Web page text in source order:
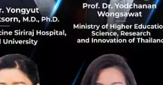
ภาครัฐก็เริ่มที่จะให้ความสำคัญกับก
างพื้นฐานเพิ่มมากขึ้น
จ้าหน้าที่ที่มีส่วนตัดสินใจด้านโครงส
หลักฐานข้อมูลมากขึ้น ทำให้สามารถ